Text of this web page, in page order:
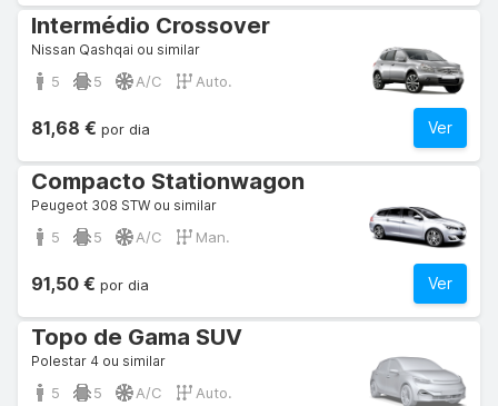
Intermédio Crossover
Nissan Qashqai ou similar
5 5 A/C Auto.
Ver
81,68 € por dia
Compacto Stationwagon
Peugeot 308 STW ou similar
5 5 A/C Man.
Ver
91,50 € por dia
Topo de Gama SUV
Polestar 4 ou similar
5 5 A/C Auto.